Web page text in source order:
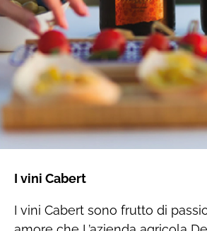
I vini Cabert
I vini Cabert sono frutto di